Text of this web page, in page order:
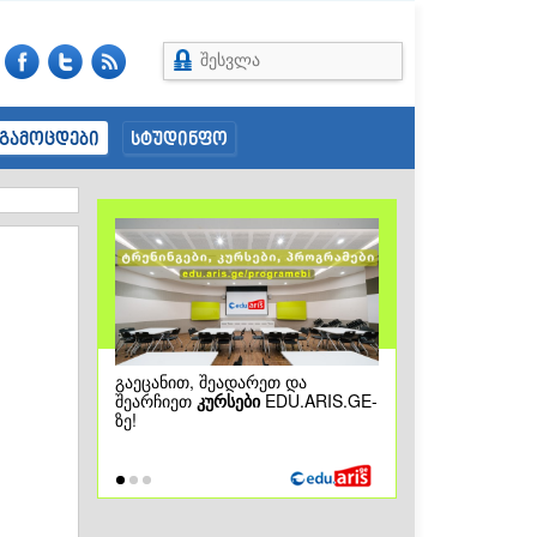
შესვლა
გამოცდები სტუდინფო